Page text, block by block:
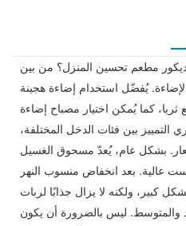
ديكور مطعم تحسين المنزل؟ من بين
يُفضّل استخدام إضاءة هجينة
كما يُمكن اختيار مصباح إضاءة
بين فئات الدخل المختلفة،
بشكل عام، يُعدّ مسحوق الغسيل
عالية. بعد انخفاض منسوب النهر
كبير، ولكنه لا يزال جذابًا لربات
والمتوسط. ليس بالضرورة أن يكون